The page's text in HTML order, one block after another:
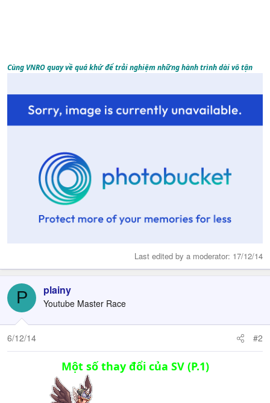
Cùng VNRO quay về quá khứ để trải nghiệm những hành trình dài vô tận
Last edited by a moderator: 17/12/14
P plainy
Youtube Master Race
6/12/14 #2
Một số thay đổi của SV (P.1)